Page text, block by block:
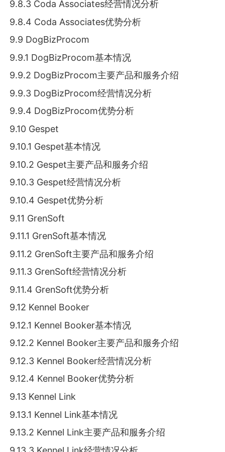
9.8.3 Coda Associates经营情况分析
9.8.4 Coda Associates优势分析
9.9 DogBizProcom
9.9.1 DogBizProcom基本情况
9.9.2 DogBizProcom主要产品和服务介绍
9.9.3 DogBizProcom经营情况分析
9.9.4 DogBizProcom优势分析
9.10 Gespet
9.10.1 Gespet基本情况
9.10.2 Gespet主要产品和服务介绍
9.10.3 Gespet经营情况分析
9.10.4 Gespet优势分析
9.11 GrenSoft
9.11.1 GrenSoft基本情况
9.11.2 GrenSoft主要产品和服务介绍
9.11.3 GrenSoft经营情况分析
9.11.4 GrenSoft优势分析
9.12 Kennel Booker
9.12.1 Kennel Booker基本情况
9.12.2 Kennel Booker主要产品和服务介绍
9.12.3 Kennel Booker经营情况分析
9.12.4 Kennel Booker优势分析
9.13 Kennel Link
9.13.1 Kennel Link基本情况
9.13.2 Kennel Link主要产品和服务介绍